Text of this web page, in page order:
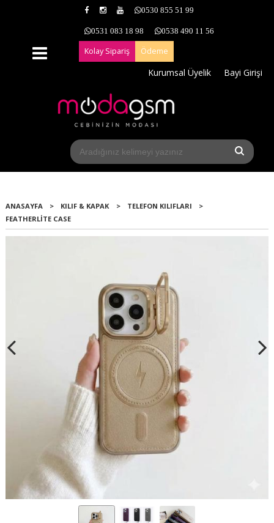
0530 855 51 99
0531 083 18 98 0538 490 11 56
Kolay Sipariş Ödeme
Kurumsal Üyelik Bayi Girişi
ANASAYFA > KILIF & KAPAK > TELEFON KILIFLARI
>
FEATHERLITE CASE